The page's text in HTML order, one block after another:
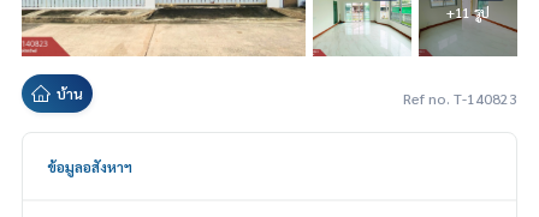
+11 รูป
บ้าน Ref no. T-140823
ข้อมูลอสังหาฯ